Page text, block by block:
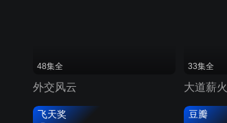
48集全
外交风云
33集全
大道薪火
飞天奖 豆瓣